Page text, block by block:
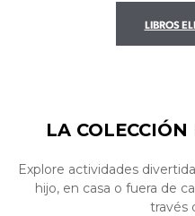
LIBROS
LA
Explore actividades
hijo, en casa o fuera de
través